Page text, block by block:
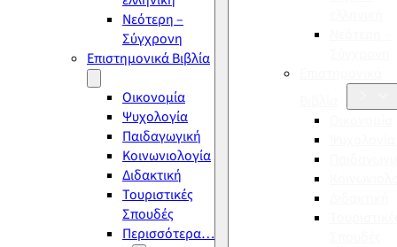
Νεότερη –
Σύγχρονη
Επιστημονικά Βιβλία
Οικονομία
Ψυχολογία
Παιδαγωγική
Κοινωνιολογία
Διδακτική
Τουριστικές
Σπουδές
Περισσότερα…